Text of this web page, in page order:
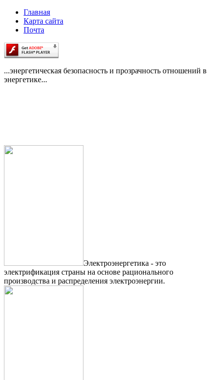
Главная
Карта сайта
Почта
...энергетическая безопасность и прозрачность отношений в
энергетике...
Электроэнергетика - это
электрификация страны на основе рационального
производства и распределения электроэнергии.